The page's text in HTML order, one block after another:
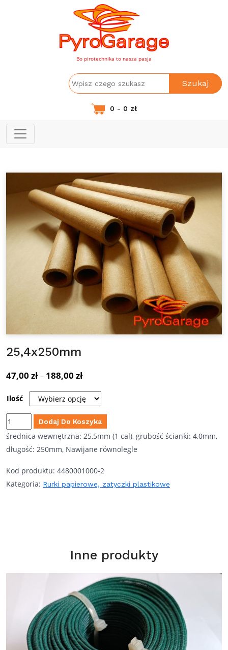
Bo pirotechnika to nasza pasja
Szukaj
0 - 0 zł
25,4x250mm
47,00 zł – 188,00 złZakres
od
47,00 zł
do
188,00 zł
Ilość
ilość
25,4x250mm
Dodaj Do Koszyka
średnica wewnętrzna: 25,5mm (1 cal), grubość ścianki: 4,0mm,
długość: 250mm, Nawijane równolegle
Kod produktu: 4480001000-2
Kategoria: Rurki papierowe, zatyczki plastikowe
Inne produkty